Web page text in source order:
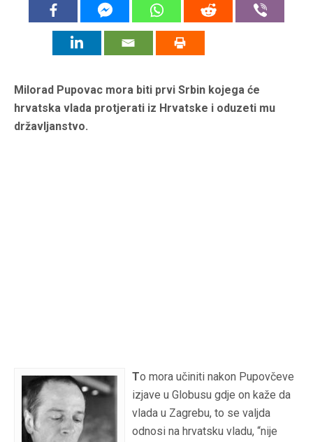
Milorad Pupovac mora biti prvi Srbin kojega će
hrvatska vlada protjerati iz Hrvatske i oduzeti mu
državljanstvo.
To mora učiniti nakon Pupovčeve
izjave u Globusu gdje on kaže da
vlada u Zagrebu, to se valjda
odnosi na hrvatsku vladu, “nije